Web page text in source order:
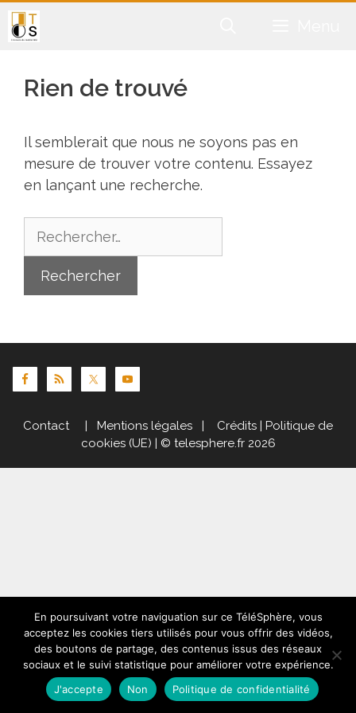
Aller
au
Rien de trouvé
Il semblerait que nous ne soyons pas en
mesure de trouver votre contenu. Essayez
en lançant une recherche.
Rechercher :
Contact| Mentions légales | Crédits | Politique de
cookies (UE) | © telesphere.fr 2026
En poursuivant votre naviguation sur ce TéléSphère, vous
acceptez les cookies tiers utilisés pour vous offrir des vidéos,
des boutons de partage, des contenus issus des réseaux
sociaux et le suivi statistique pour améliorer votre expérience.
J'accepte
Non Politique de confidentialité